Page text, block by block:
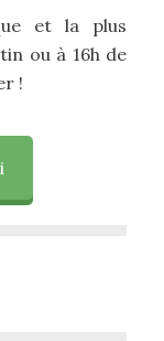
et la plus
ou à 16h de
!